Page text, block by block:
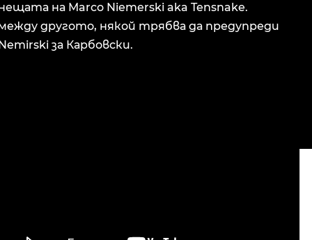
на Marco Niemerski aka Tensnake.
другото, някой трябва да предупреди
за Карбовски.